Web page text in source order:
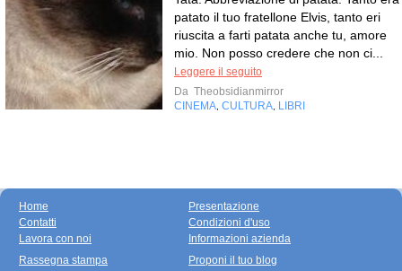
patato il tuo fratellone Elvis, tanto eri
riuscita a farti patata anche tu, amore
mio. Non posso credere che non ci...
Leggere il seguito
Da Theobsidianmirror
CINEMA, CULTURA, LIBRI
Home
Contatti
Lavora con noi
Presentazione
Condizioni d'uso
Informazioni azienda
Rassegna stampa
Proponi il tuo blog